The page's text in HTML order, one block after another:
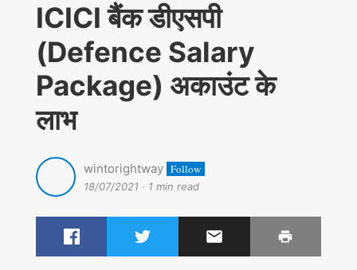
ICICI बैंक डीएसपी
(Defence Salary
Package) अकाउंट के
लाभ
wintorightway Follow
18/07/2021 · 1 min read